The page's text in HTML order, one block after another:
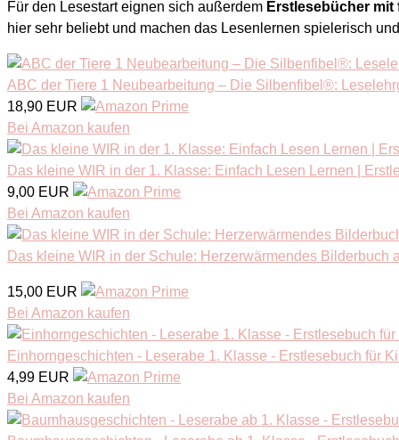
Für den Lesestart eignen sich außerdem Erstlesebücher
hier sehr beliebt und machen das Lesenlernen spielerisch
ABC der Tiere 1 Neubearbeitung – Die Silbenfibel®:
18,90 EUR
Bei Amazon kaufen
Das kleine WIR in der 1. Klasse: Einfach Lesen Lernen |
9,00 EUR
Bei Amazon kaufen
Das kleine WIR in der Schule: Herzerwärmendes Bilderbuch
15,00 EUR
Bei Amazon kaufen
Einhorngeschichten - Leserabe 1. Klasse - Erstlesebuch für
4,99 EUR
Bei Amazon kaufen